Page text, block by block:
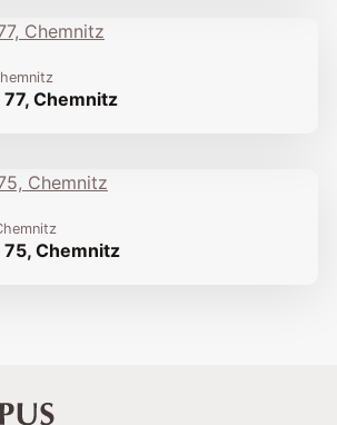
Chemnitz
Chemnitz